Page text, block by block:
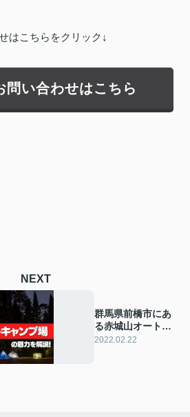
はこちらをクリック↓
問い合わせはこちら
NEXT
群馬県前橋市にあ
る赤城山オートキ
ャンプ場の魅力を
2022.02.22